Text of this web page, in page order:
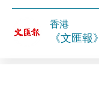
香港
《文匯報》